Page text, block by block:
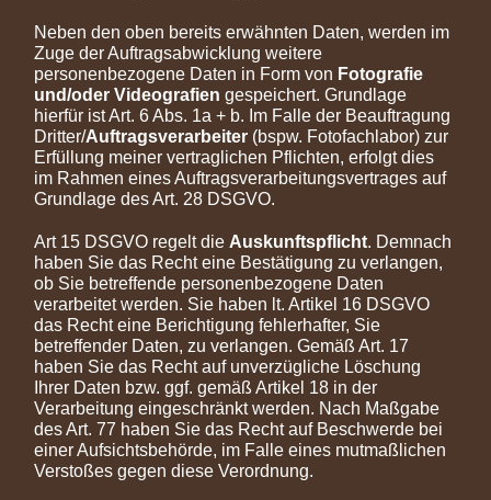
Neben den oben bereits erwähnten Daten, werden im
Zuge der Auftragsabwicklung weitere
personenbezogene Daten in Form von Fotografie
und/oder Videografien gespeichert. Grundlage
hierfür ist Art. 6 Abs. 1a + b. Im Falle der Beauftragung
Dritter/Auftragsverarbeiter (bspw. Fotofachlabor) zur
Erfüllung meiner vertraglichen Pflichten, erfolgt dies
im Rahmen eines Auftragsverarbeitungsvertrages auf
Grundlage des Art. 28 DSGVO.
Art 15 DSGVO regelt die Auskunftspflicht. Demnach
haben Sie das Recht eine Bestätigung zu verlangen,
ob Sie betreffende personenbezogene Daten
verarbeitet werden. Sie haben lt. Artikel 16 DSGVO
das Recht eine Berichtigung fehlerhafter, Sie
betreffender Daten, zu verlangen. Gemäß Art. 17
haben Sie das Recht auf unverzügliche Löschung
Ihrer Daten bzw. ggf. gemäß Artikel 18 in der
Verarbeitung eingeschränkt werden. Nach Maßgabe
des Art. 77 haben Sie das Recht auf Beschwerde bei
einer Aufsichtsbehörde, im Falle eines mutmaßlichen
Verstoßes gegen diese Verordnung.